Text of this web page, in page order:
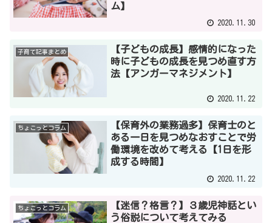
ム】
2020.11.30
子育て記事まとめ
【子どもの成長】感情的になった
時に子どもの成長を見つめ直す方
法【アンガーマネジメント】
2020.11.22
ちょこっとコラム
【保育外の業務過多】保育士のと
ある一日を見つめなおすことで労
働環境を改めて考える【1日を形
成する時間】
2020.11.22
ちょこっとコラム
【迷信？格言？】３歳児神話とい
う俗説について考えてみる